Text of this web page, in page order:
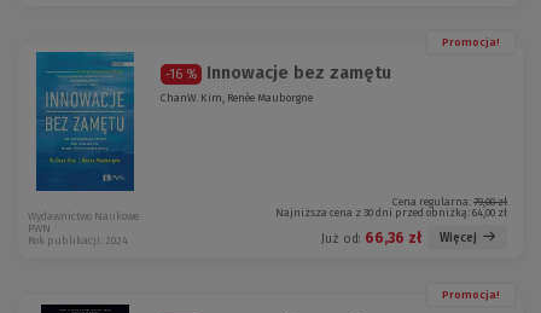
Promocja!
-16 % Innowacje bez zamętu
ChanW. Kim, Renée Mauborgne
Cena regularna: 79,00 zł
Najniższa cena z 30 dni przed obniżką: 64,00 zł
Już od: 66,36 zł Więcej
Wydawnictwo Naukowe
PWN
Rok publikacji: 2024
Promocja!